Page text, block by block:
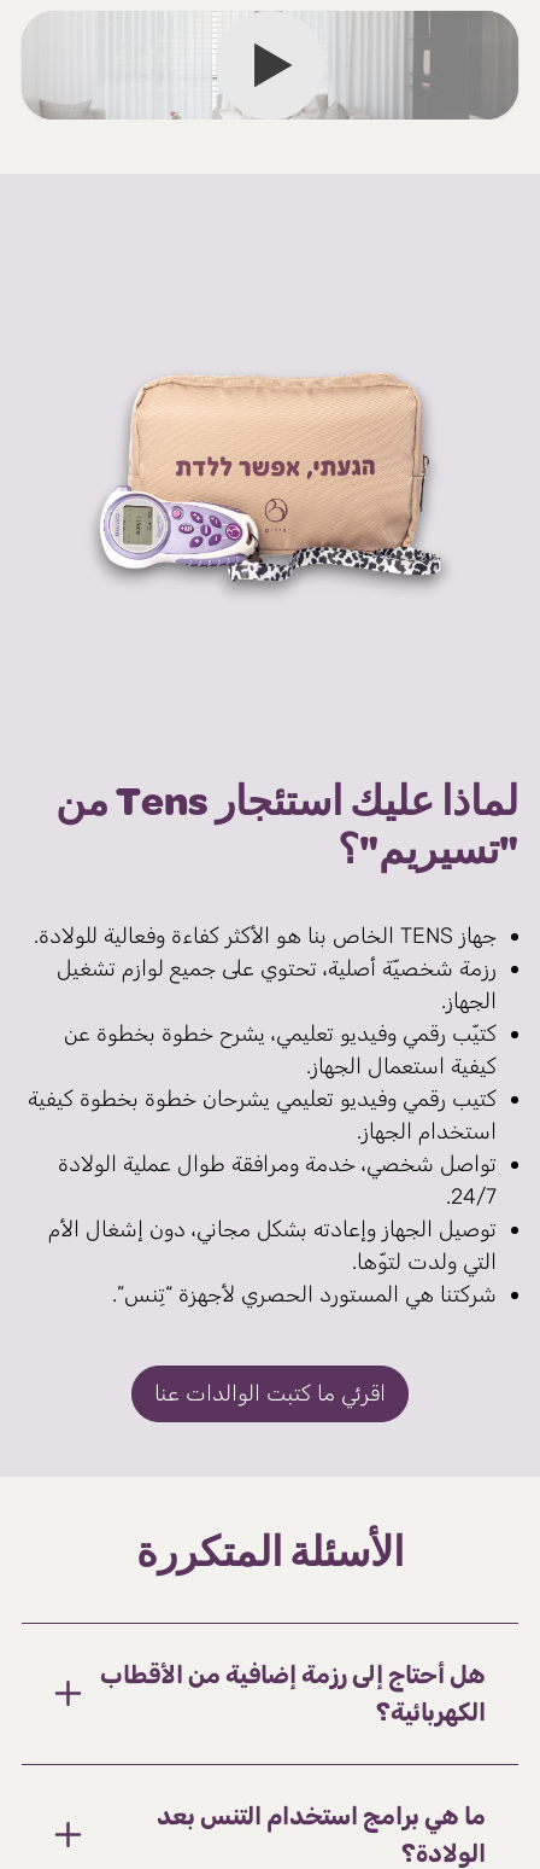
لماذا عليك استئجار Tens من
"تسيريم"؟
جهاز TENS الخاص بنا هو الأكثر كفاءة وفعالية للولادة.
رزمة شخصيّة أصلية، تحتوي على جميع لوازم تشغيل
الجهاز.
كتيّب رقمي وفيديو تعليمي، يشرح خطوة بخطوة عن
كيفية استعمال الجهاز.
كتيب رقمي وفيديو تعليمي يشرحان خطوة بخطوة كيفية
استخدام الجهاز.
تواصل شخصي، خدمة ومرافقة طوال عملية الولادة
24/7.
توصيل الجهاز وإعادته بشكل مجاني، دون إشغال الأم
التي ولدت لتوّها.
شركتنا هي المستورد الحصري لأجهزة “تِنس”.
اقرئي ما كتبت الوالدات عنا
الأسئلة المتكررة
هل أحتاج إلى رزمة إضافية من الأقطاب
الكهربائية؟
ما هي برامج استخدام التنس بعد
الولادة؟